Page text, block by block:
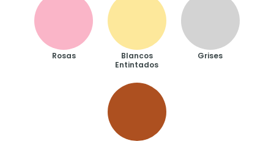
Rosas
Blancos
Entintados
Grises